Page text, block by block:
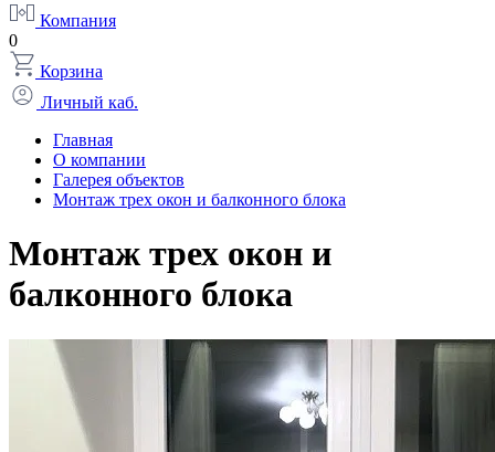
Компания
0
Корзина
Личный каб.
Главная
О компании
Галерея объектов
Монтаж трех окон и балконного блока
Монтаж трех окон и
балконного блока